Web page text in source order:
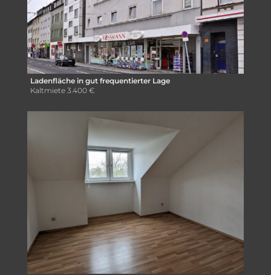
Ladenfläche in gut frequentierter Lage
Kaltmiete 3.400 €